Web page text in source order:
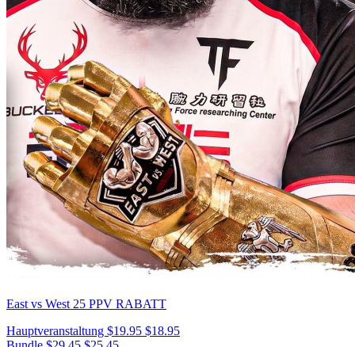
East vs West 25 PPV RABATT
Hauptveranstaltung $19.95 $18.95